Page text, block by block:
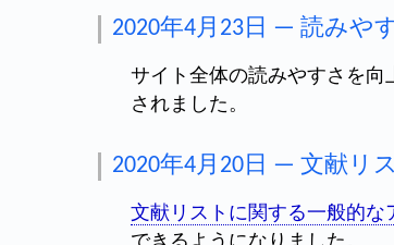
2020年4月23日 — 読みや
サイト全体の読みやすさを
されました。
2020年4月20日 — 文献リ
文献リストに関する一般的な